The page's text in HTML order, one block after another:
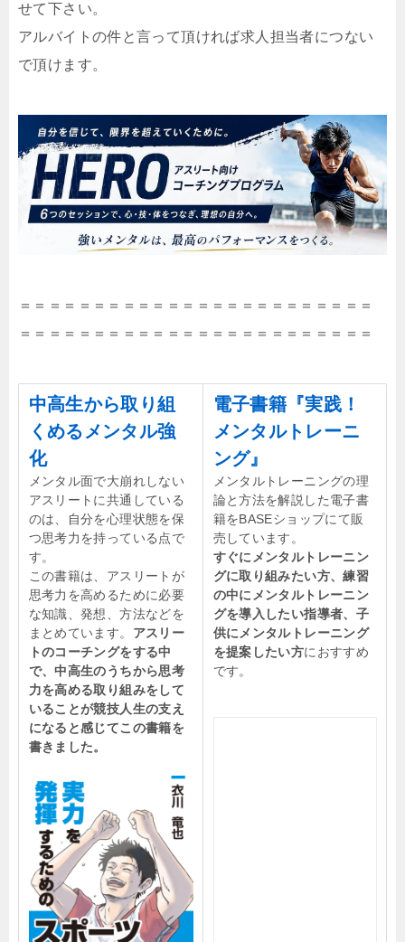
せて下さい。
アルバイトの件と言って頂ければ求人担当者につない
で頂けます。
＝＝＝＝＝＝＝＝＝＝＝＝＝＝＝＝＝＝＝＝＝＝＝＝
＝＝＝＝＝＝＝＝＝＝＝＝＝＝＝＝＝＝＝＝＝＝＝＝
中高生から取り組
くめるメンタル強
化
メンタル面で大崩れしない
アスリートに共通している
のは、自分を心理状態を保
つ思考力を持っている点で
す。
この書籍は、アスリートが
思考力を高めるために必要
な知識、発想、方法などを
まとめています。 アスリー
トのコーチングをする中
で、中高生のうちから思考
力を高める取り組みをして
いることが競技人生の支え
になると感じてこの書籍を
書きました。
電子書籍『実践！
メンタルトレーニ
ング』
メンタルトレーニングの理
論と方法を解説した電子書
籍をBASEショップにて販
売しています。
すぐにメンタルトレーニン
グに取り組みたい方、練習
の中にメンタルトレーニン
グを導入したい指導者、子
供にメンタルトレーニング
を提案したい方におすすめ
です。